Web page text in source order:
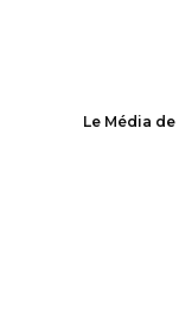
Le Média